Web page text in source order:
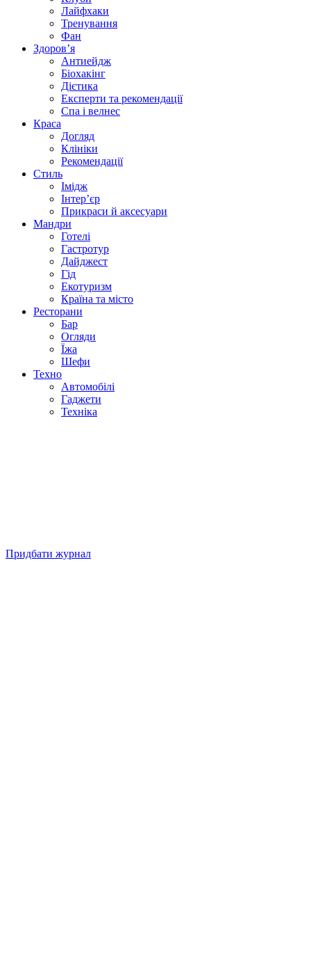
Лайфхаки
Тренування
Фан
Здоров’я
Антиейдж
Біохакінг
Дієтика
Експерти та рекомендації
Спа i велнес
Краса
Догляд
Клініки
Рекомендації
Стиль
Імідж
Інтер’єр
Прикраси й аксесуари
Мандри
Готелі
Гастротур
Дайджест
Гід
Екотуризм
Країна та місто
Ресторани
Бар
Огляди
Їжа
Шефи
Техно
Автомобілі
Гаджети
Техніка
Придбати журнал